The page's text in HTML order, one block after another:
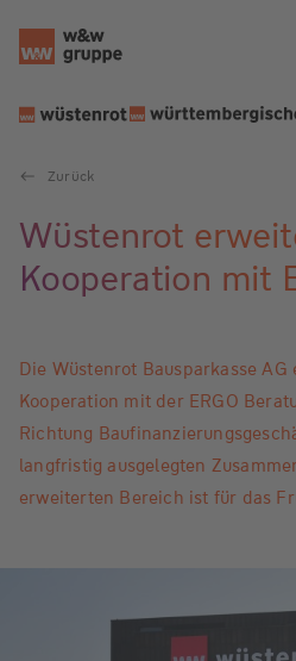
Zurück
Wüstenrot
Kooperation mit
Die Wüstenrot Bausparkasse
Kooperation mit der ERGO
Richtung
langfristig ausgelegten
erweiterten Bereich ist für das